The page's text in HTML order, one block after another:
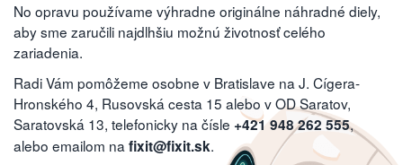
No opravu používame výhradne originálne náhradné diely,
aby sme zaručili najdlhšiu možnú životnosť celého
zariadenia.
Radi Vám pomôžeme osobne v Bratislave na J. Cígera-
Hronského 4, Rusovská cesta 15 alebo v OD Saratov,
Saratovská 13, telefonicky na čísle +421 948 262 555,
alebo emailom na fixit@fixit.sk.